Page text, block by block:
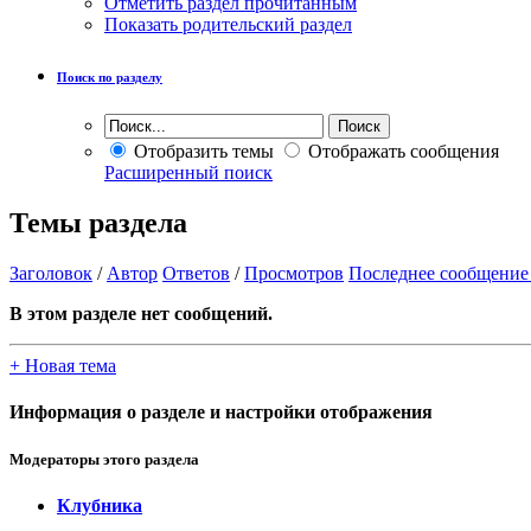
Показать родительский раздел
Поиск по разделу
Отобразить темы
Отображать сообщения
Расширенный поиск
Темы раздела
Заголовок / Автор Ответов /Просмотров Последнее сообщение
В этом разделе нет сообщений.
+ Новая тема
Информация о разделе и настройки отображения
Модераторы этого раздела
Клубника